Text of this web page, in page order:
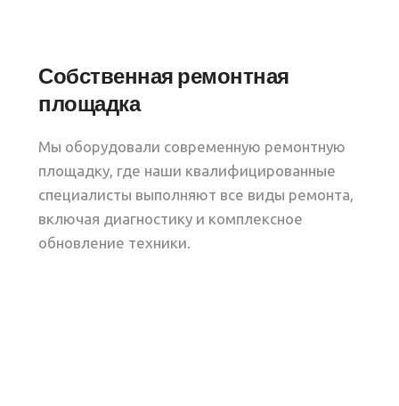
Собственная ремонтная
площадка
Мы оборудовали современную ремонтную
площадку, где наши квалифицированные
специалисты выполняют все виды ремонта,
включая диагностику и комплексное
обновление техники.